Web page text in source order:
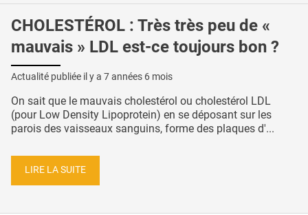
CHOLESTÉROL : Très très peu de «
mauvais » LDL est-ce toujours bon ?
Actualité publiée il y a 7 années 6 mois
On sait que le mauvais cholestérol ou cholestérol LDL
(pour Low Density Lipoprotein) en se déposant sur les
parois des vaisseaux sanguins, forme des plaques d'...
LIRE LA SUITE